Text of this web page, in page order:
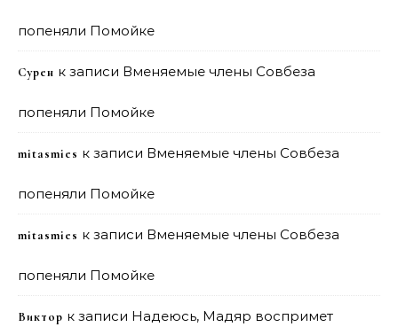
попеняли Помойке
Сурен к записи Вменяемые члены Совбеза
попеняли Помойке
mitasmies к записи Вменяемые члены Совбеза
попеняли Помойке
mitasmies к записи Вменяемые члены Совбеза
попеняли Помойке
Виктор к записи Надеюсь, Мадяр воспримет